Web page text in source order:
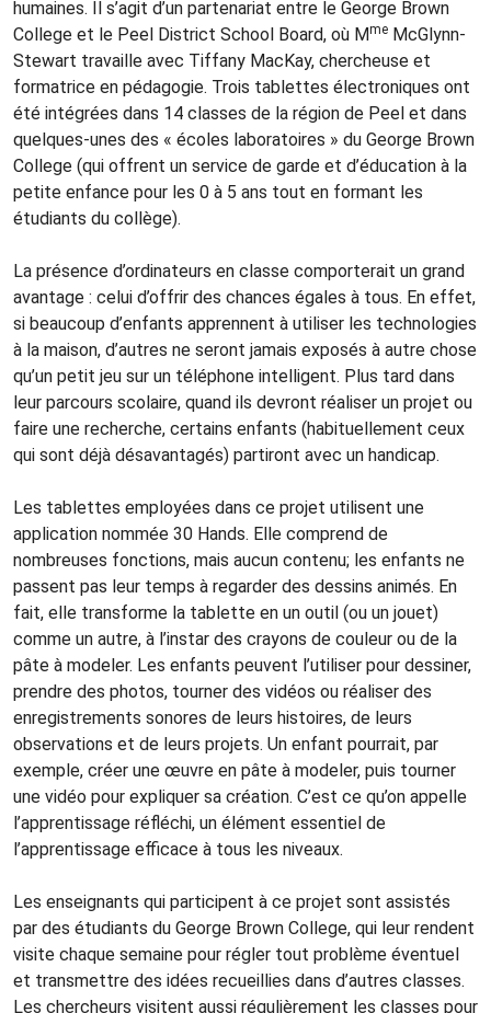
humaines. Il s’agit d’un partenariat entre le George Brown
College et le Peel District School Board, où Mme McGlynn-
Stewart travaille avec Tiffany MacKay, chercheuse et
formatrice en pédagogie. Trois tablettes électroniques ont
été intégrées dans 14 classes de la région de Peel et dans
quelques-unes des « écoles laboratoires » du George Brown
College (qui offrent un service de garde et d’éducation à la
petite enfance pour les 0 à 5 ans tout en formant les
étudiants du collège).
La présence d’ordinateurs en classe comporterait un grand
avantage : celui d’offrir des chances égales à tous. En effet,
si beaucoup d’enfants apprennent à utiliser les technologies
à la maison, d’autres ne seront jamais exposés à autre chose
qu’un petit jeu sur un téléphone intelligent. Plus tard dans
leur parcours scolaire, quand ils devront réaliser un projet ou
faire une recherche, certains enfants (habituellement ceux
qui sont déjà désavantagés) partiront avec un handicap.
Les tablettes employées dans ce projet utilisent une
application nommée 30 Hands. Elle comprend de
nombreuses fonctions, mais aucun contenu; les enfants ne
passent pas leur temps à regarder des dessins animés. En
fait, elle transforme la tablette en un outil (ou un jouet)
comme un autre, à l’instar des crayons de couleur ou de la
pâte à modeler. Les enfants peuvent l’utiliser pour dessiner,
prendre des photos, tourner des vidéos ou réaliser des
enregistrements sonores de leurs histoires, de leurs
observations et de leurs projets. Un enfant pourrait, par
exemple, créer une œuvre en pâte à modeler, puis tourner
une vidéo pour expliquer sa création. C’est ce qu’on appelle
l’apprentissage réfléchi, un élément essentiel de
l’apprentissage efficace à tous les niveaux.
Les enseignants qui participent à ce projet sont assistés
par des étudiants du George Brown College, qui leur rendent
visite chaque semaine pour régler tout problème éventuel
et transmettre des idées recueillies dans d’autres classes.
Les chercheurs visitent aussi régulièrement les classes pour